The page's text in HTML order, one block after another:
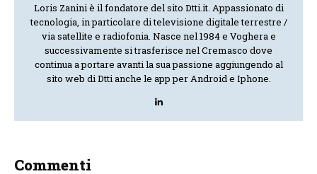
Loris Zanini è il fondatore del sito Dtti.it. Appassionato di
tecnologia, in particolare di televisione digitale terrestre /
via satellite e radiofonia. Nasce nel 1984 e Voghera e
successivamente si trasferisce nel Cremasco dove
continua a portare avanti la sua passione aggiungendo al
sito web di Dtti anche le app per Android e Iphone.
Commenti